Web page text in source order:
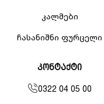
კალმები
ჩასანიშნი ფურცელი
კონტაქტი
0322 04 05 00